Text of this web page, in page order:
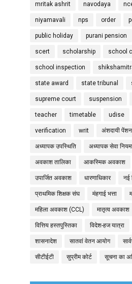
mritak ashrit navodaya
niyamavali nps order
public holiday purani pension
scert scholarship school
school inspection
state award state tribunal
supreme court suspension
teacher timetable udise
verification writ अंशदायी
अध्यापक उपस्थिति अध्यापक सेवा
अवकाश तालिका आकस्मिक अवकाश
उपार्जित अवकाश धारणाधिकार नई
प्राथमिक शिक्षक संघ मंहगाई भत्ता
महिला अवकाश (CCL) मातृत्व अवकाश
वित्तिय हस्तपुस्तिका विदेश-हज यात्रा
शासनादेश सातवां वेतन आयोग
सीटीईटी सुप्रीम कोर्ट सूचना का